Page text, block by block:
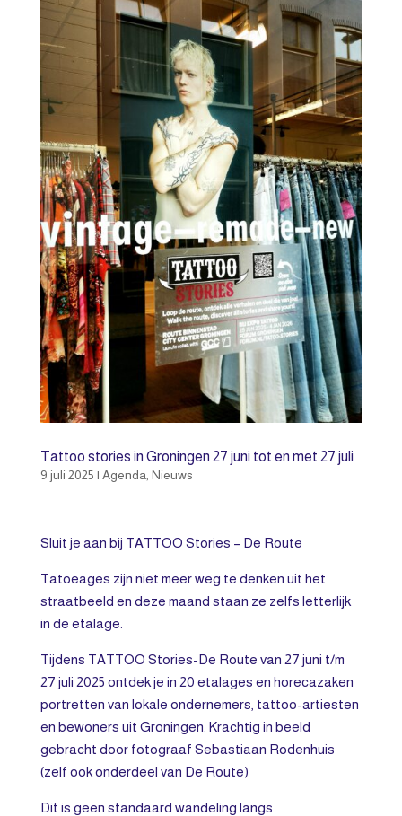
Tattoo stories in Groningen 27 juni tot en met 27 juli
9 juli 2025 | Agenda, Nieuws
Sluit je aan bij TATTOO Stories – De Route
Tatoeages zijn niet meer weg te denken uit het
straatbeeld en deze maand staan ze zelfs letterlijk
in de etalage.
Tijdens TATTOO Stories-De Route van 27 juni t/m
27 juli 2025 ontdek je in 20 etalages en horecazaken
portretten van lokale ondernemers, tattoo-artiesten
en bewoners uit Groningen. Krachtig in beeld
gebracht door fotograaf Sebastiaan Rodenhuis
(zelf ook onderdeel van De Route)
Dit is geen standaard wandeling langs